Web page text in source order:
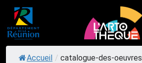
Skip
content
Accueil / catalogue-des-oeuvres